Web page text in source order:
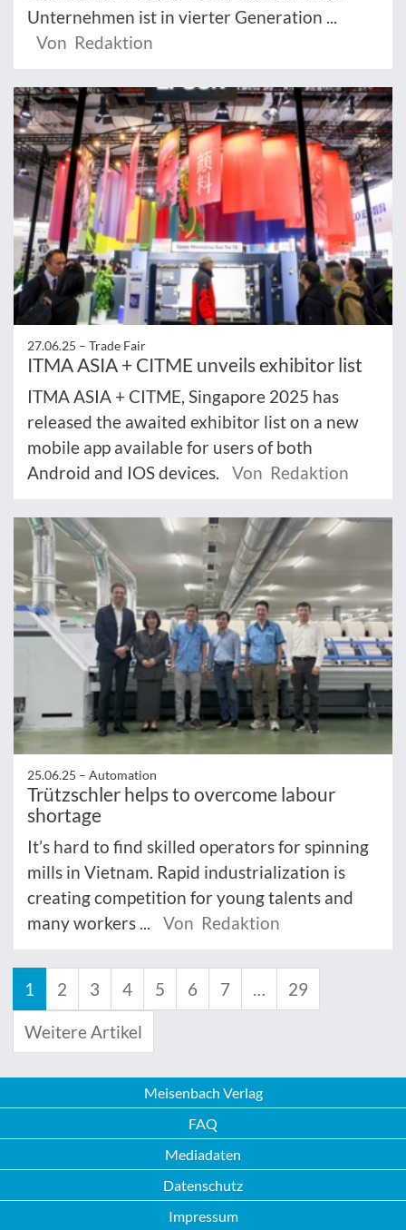
Unternehmen ist in vierter Generation ...
Von Redaktion
27.06.25 – Trade Fair
ITMA ASIA + CITME unveils exhibitor list
ITMA ASIA + CITME, Singapore 2025 has
released the awaited exhibitor list on a new
mobile app available for users of both
Android and IOS devices.
Von Redaktion
25.06.25 – Automation
Trützschler helps to overcome labour
shortage
It’s hard to find skilled operators for spinning
mills in Vietnam. Rapid industrialization is
creating competition for young talents and
many workers ...
Von Redaktion
1 2 3 4 5 6 7 … 29
Weitere Artikel
Meisenbach Verlag
FAQ
Mediadaten
Datenschutz
Impressum